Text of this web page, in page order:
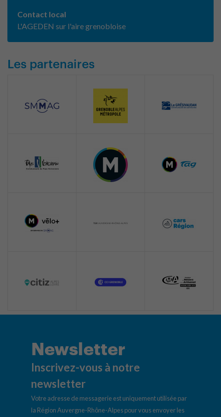
Contact local
L'AGEDEN sur l'aire grenobloise
Les partenaires
Newsletter
Inscrivez-vous à notre
newsletter
Votre adresse de messagerie est uniquement utilisée par
la Région Auvergne-Rhône-Alpes pour vous envoyer les